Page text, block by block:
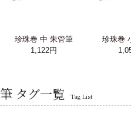
珍珠巻 中 朱管筆
1,122円
珍珠巻
筆 タグ一覧 Tag List